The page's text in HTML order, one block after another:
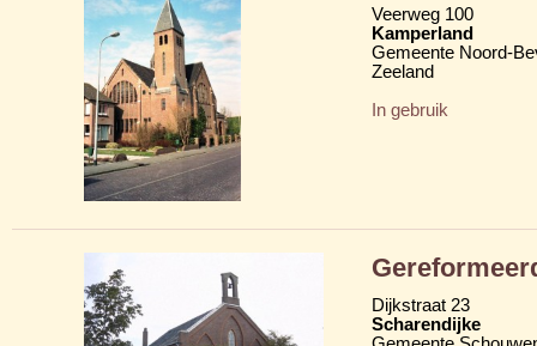
Veerweg 100
Kamperland
Gemeente Noord-
Zeeland
In gebruik
Dijkstraat 23
Scharendijke